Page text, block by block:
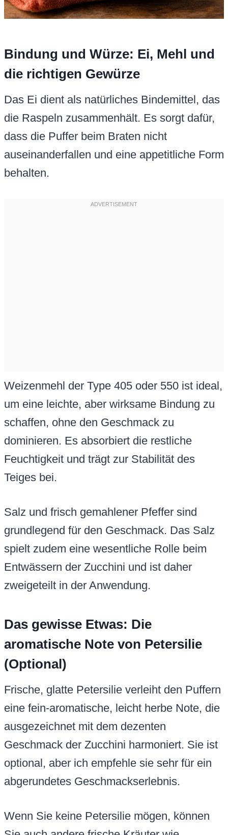
Bindung und Würze: Ei, Mehl und
die richtigen Gewürze
Das Ei dient als natürliches Bindemittel, das
die Raspeln zusammenhält. Es sorgt dafür,
dass die Puffer beim Braten nicht
auseinanderfallen und eine appetitliche Form
behalten.
Weizenmehl der Type 405 oder 550 ist ideal,
um eine leichte, aber wirksame Bindung zu
schaffen, ohne den Geschmack zu
dominieren. Es absorbiert die restliche
Feuchtigkeit und trägt zur Stabilität des
Teiges bei.
Salz und frisch gemahlener Pfeffer sind
grundlegend für den Geschmack. Das Salz
spielt zudem eine wesentliche Rolle beim
Entwässern der Zucchini und ist daher
zweigeteilt in der Anwendung.
Das gewisse Etwas: Die
aromatische Note von Petersilie
(Optional)
Frische, glatte Petersilie verleiht den Puffern
eine fein-aromatische, leicht herbe Note, die
ausgezeichnet mit dem dezenten
Geschmack der Zucchini harmoniert. Sie ist
optional, aber ich empfehle sie sehr für ein
abgerundetes Geschmackserlebnis.
Wenn Sie keine Petersilie mögen, können